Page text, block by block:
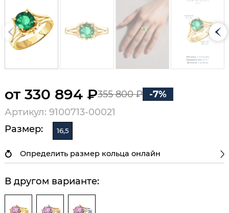
от 330 894 ₽355 800 ₽
-7%
Артикул: 9100713-00021
Размер:
16,5
Определить размер кольца онлайн
В другом варианте: